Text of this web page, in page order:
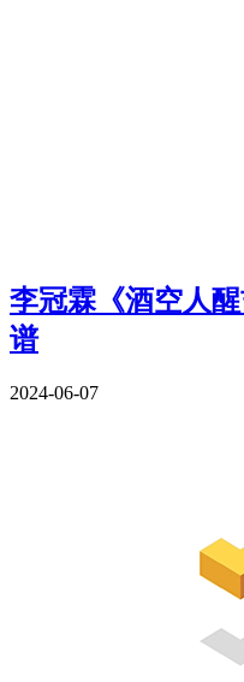
李冠霖《酒空人
谱
2024-06-07